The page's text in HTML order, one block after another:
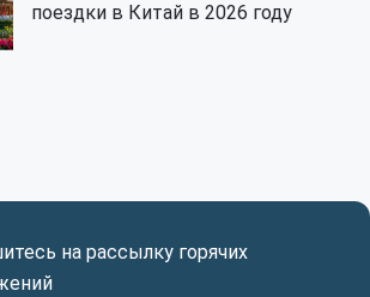
поездки в Китай в 2026 году
на рассылку горячих